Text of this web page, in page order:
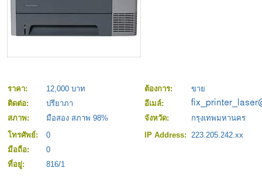
ราคา: 12,000 บาท ต้องการ:
ขาย
ติดต่อ:
ปรียาภา
อีเมล์:
สภาพ:
มือสอง สภาพ 98% จังหวัด:
กรุงเทพมหานคร
โทรศัพย์:
0 IP Address: 223.205.242.xx
มือถือ:
0
ที่อยู่:
816/1